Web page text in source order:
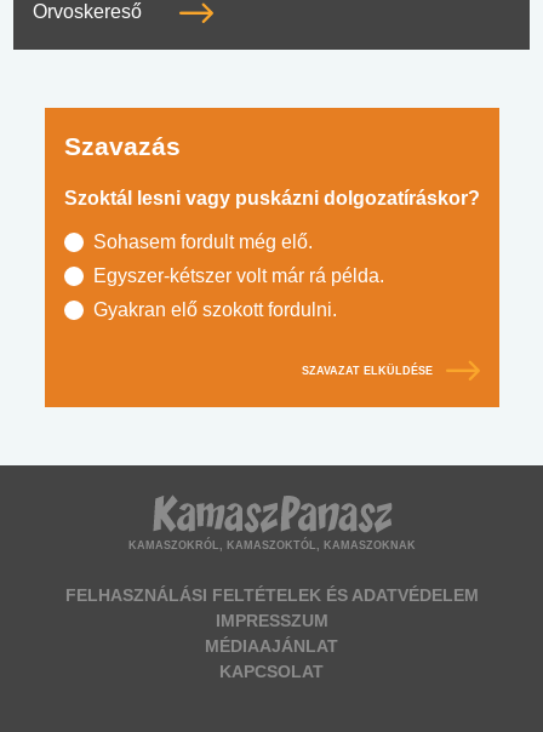
Orvoskereső
Szavazás
Szoktál lesni vagy puskázni dolgozatíráskor?
Sohasem fordult még elő.
Egyszer-kétszer volt már rá példa.
Gyakran elő szokott fordulni.
SZAVAZAT ELKÜLDÉSE
KAMASZOKRÓL, KAMASZOKTÓL, KAMASZOKNAK
FELHASZNÁLÁSI FELTÉTELEK ÉS ADATVÉDELEM
IMPRESSZUM
MÉDIAAJÁNLAT
KAPCSOLAT